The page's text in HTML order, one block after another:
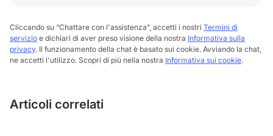
Cliccando su “Chattare con l'assistenza”, accetti i nostri Termini di
servizio e dichiari di aver preso visione della nostra Informativa sulla
privacy. Il funzionamento della chat è basato sui cookie. Avviando la chat,
ne accetti l'utilizzo. Scopri di più nella nostra Informativa sui cookie.
Articoli correlati